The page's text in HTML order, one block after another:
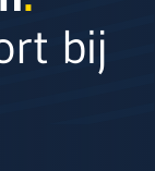
Service
Service
bij